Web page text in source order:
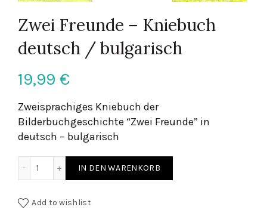
Zwei Freunde – Kniebuch
deutsch / bulgarisch
19,99 €
Zweisprachiges Kniebuch der
Bilderbuchgeschichte “Zwei Freunde” in
deutsch – bulgarisch
IN DEN WARENKORB
Add to wishlist